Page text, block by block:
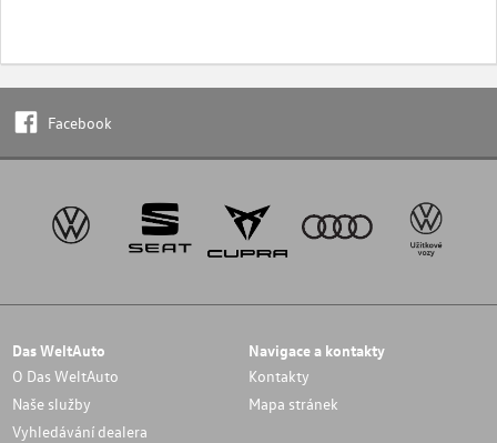
Facebook
Das WeltAuto
O Das WeltAuto
Naše služby
Vyhledávání dealera
Navigace a kontakty
Kontakty
Mapa stránek